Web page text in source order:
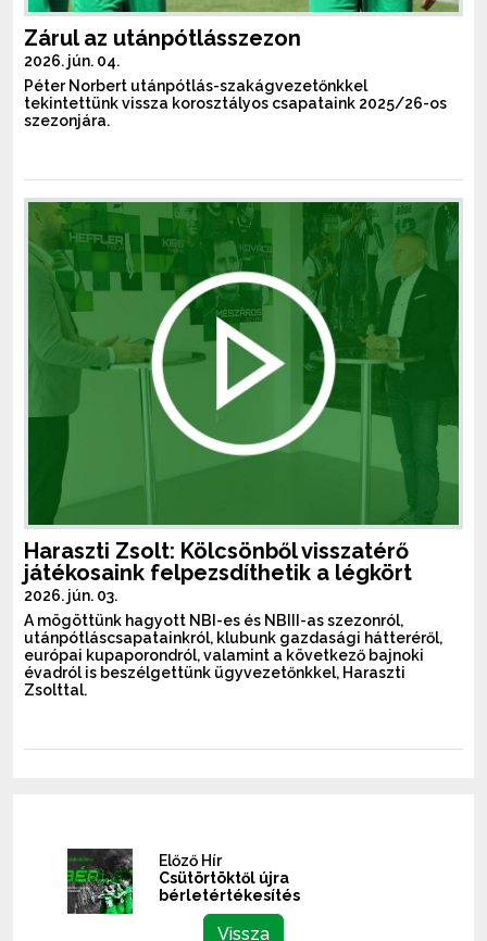
Zárul az utánpótlásszezon
2026. jún. 04.
Péter Norbert utánpótlás-szakágvezetőnkkel
tekintettünk vissza korosztályos csapataink 2025/26-os
szezonjára.
Haraszti Zsolt: Kölcsönből visszatérő
játékosaink felpezsdíthetik a légkört
2026. jún. 03.
A mögöttünk hagyott NBI-es és NBIII-as szezonról,
utánpótláscsapatainkról, klubunk gazdasági hátteréről,
európai kupaporondról, valamint a következő bajnoki
évadról is beszélgettünk ügyvezetőnkkel, Haraszti
Zsolttal.
Előző Hír
Csütörtöktől újra
bérletértékesítés
Vissza